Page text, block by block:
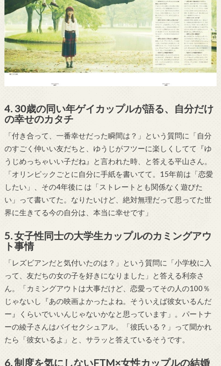
4. 30歳の同い年ゲイカップルが語る、自分だけ
の幸せのカタチ
「付き合って、一番幸せだった瞬間は？」という質問に「自分
のすごく仲いい友だちと、ゆうじがフツーに楽しくしてて『ゆ
うじめっちゃいい子だね』と言われた時、と答える平山さん。
「オリンピックごとに自分に手紙を書いてて。15年前は「恋愛
したい」、その4年後に は「ストレートとも関係なく遊びた
い」って書いてた。なりたいけど、絶対無理だって思ってた世
界に生きてる今の自分は、本当に幸せです」
5. 女子性同士の大学生カップルのカミングアウ
ト事情
「レズビアンだと気付いたのは？」という質問に「小学校に入
って、友だちの女の子を好きになりました」と答える利奈さ
ん。「カミングアウトは大事だけど、恋愛ってその人の100％
じゃないし『あの映画よかったよね。そういえば彼女いるんだ
ー』くらいでいいんじゃないかなと思っています」。パートナ
ーの綾子さんはバイセクシュアル。「彼氏いる？」って聞かれ
たら「彼女いるよ」と、サラッと答えているそうです。
6. 制度を気にしないFTM×女性カップルの結婚